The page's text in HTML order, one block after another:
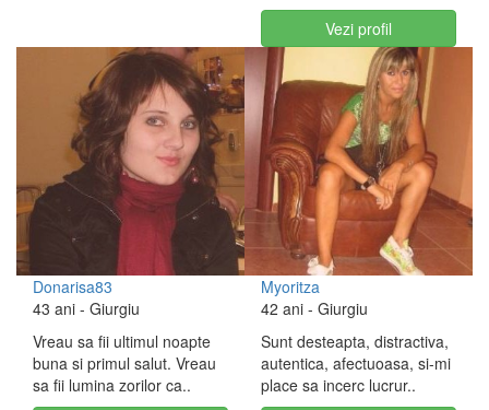
Vezi profil
Donarisa83
43 ani - Giurgiu
Vreau sa fii ultimul noapte
buna si primul salut. Vreau
sa fii lumina zorilor ca..
Myoritza
42 ani - Giurgiu
Sunt desteapta, distractiva,
autentica, afectuoasa, si-mi
place sa incerc lucrur..